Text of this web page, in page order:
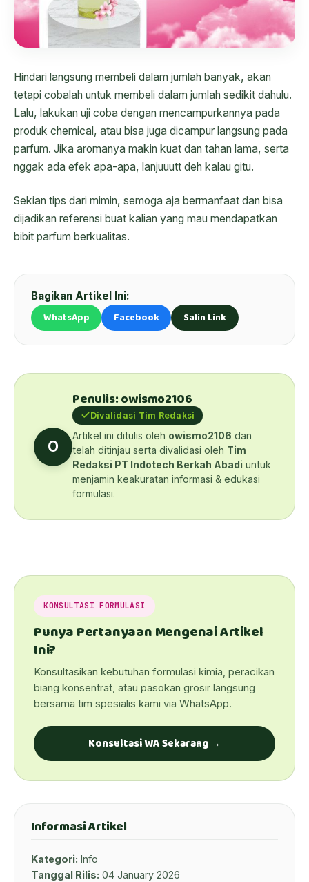
Hindari langsung membeli dalam jumlah banyak, akan
tetapi cobalah untuk membeli dalam jumlah sedikit dahulu.
Lalu, lakukan uji coba dengan mencampurkannya pada
produk chemical, atau bisa juga dicampur langsung pada
parfum. Jika aromanya makin kuat dan tahan lama, serta
nggak ada efek apa-apa, lanjuuutt deh kalau gitu.
Sekian tips dari mimin, semoga aja bermanfaat dan bisa
dijadikan referensi buat kalian yang mau mendapatkan
bibit parfum berkualitas.
Bagikan Artikel Ini:
WhatsApp Facebook Salin Link
O
Penulis: owismo2106
Divalidasi Tim Redaksi
Artikel ini ditulis oleh owismo2106 dan
telah ditinjau serta divalidasi oleh Tim
Redaksi PT Indotech Berkah Abadi untuk
menjamin keakuratan informasi & edukasi
formulasi.
KONSULTASI FORMULASI
Punya Pertanyaan Mengenai Artikel
Ini?
Konsultasikan kebutuhan formulasi kimia, peracikan
biang konsentrat, atau pasokan grosir langsung
bersama tim spesialis kami via WhatsApp.
Konsultasi WA Sekarang →
Informasi Artikel
Kategori: Info
Tanggal Rilis: 04 January 2026